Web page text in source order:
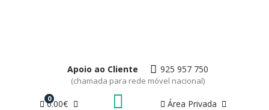
Apoio ao Cliente 925 957 750
(chamada para rede móvel nacional)
Área Privada
0
0.00€